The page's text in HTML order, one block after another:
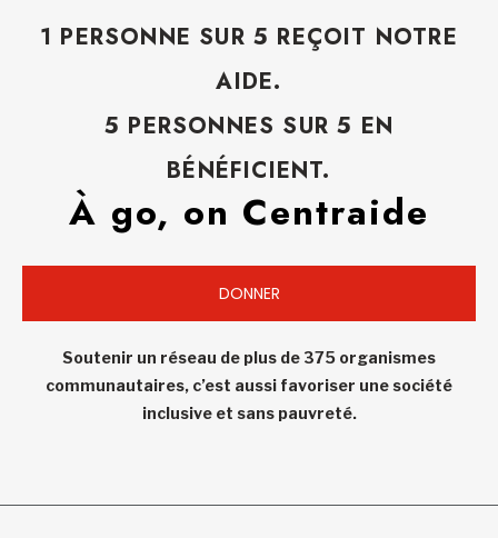
1 PERSONNE SUR 5 REÇOIT NOTRE
AIDE.
5 PERSONNES SUR 5 EN
BÉNÉFICIENT.
À go, on Centraide
DONNER
Soutenir un réseau de plus de 375 organismes
communautaires, c’est aussi favoriser une société
inclusive et sans pauvreté.